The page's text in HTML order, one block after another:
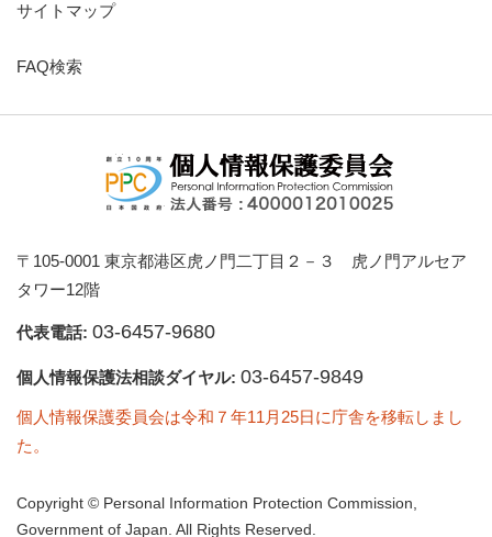
サイトマップ
FAQ検索
〒105-0001 東京都港区虎ノ門二丁目２－３ 虎ノ門アルセア
タワー12階
代表電話: 03-6457-9680
個人情報保護法相談ダイヤル: 03-6457-9849
個人情報保護委員会は令和７年11月25日に庁舎を移転しまし
た。
Copyright © Personal Information Protection Commission,
Government of Japan. All Rights Reserved.